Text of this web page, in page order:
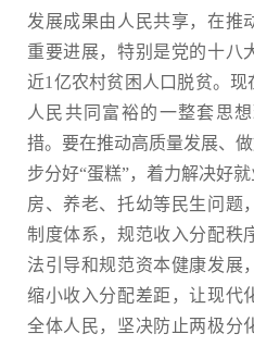
发展成果由人民共享，在推
重要进展，特别是党的十八
近1亿农村贫困人口脱贫。
人民共同富裕的一整套思
措。要在推动高质量发展、
步分好“蛋糕”，着力解决好
房、养老、托幼等民生问题
制度体系，规范收入分配秩
法引导和规范资本健康发展
缩小收入分配差距，让现代
全体人民，坚决防止两极分